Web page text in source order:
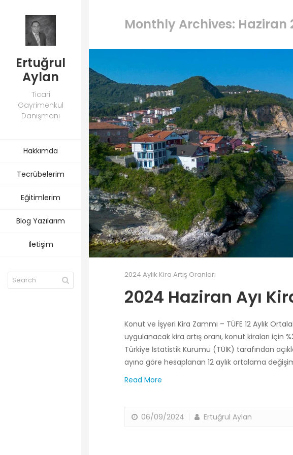
Ertuğrul
Aylan
Ticari
Gayrimenkul
Danışmanı
Hakkımda
Tecrübelerim
Eğitimlerim
Blog Yazılarım
İletişim
Monthly Archives: Haziran
2024 Aylık Kira Artış Oranları
2024 Haziran Ayı
Konut ve İşyeri Kira Zammı – TÜFE 12 Aylık
uygulanacak kira artış oranı, konut kiraları için
Türkiye İstatistik Kurumu (TÜİK) tarafından
ayına göre hesaplanan 12 aylık ortalama
Read More
06/09/2024 Ertuğrul Aylan